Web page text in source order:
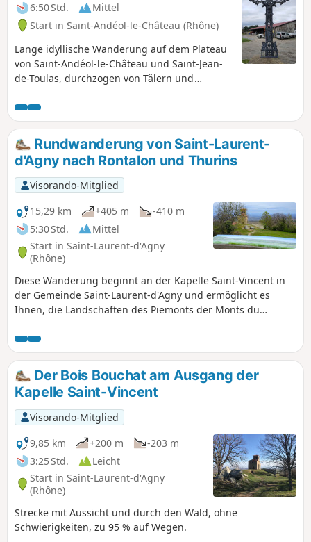
6:50 Std.
Mittel
Start in Saint-Andéol-le-Château (Rhône)
Lange idyllische Wanderung auf dem Plateau
von Saint-Andéol-le-Château und Saint-Jean-
de-Toulas, durchzogen von Tälern und
Höhenunterschied.
Rundwanderung von Saint-Laurent-
d'Agny nach Rontalon und Thurins
Visorando-Mitglied
15,29 km
+405 m
-410 m
5:30 Std.
Mittel
Start in Saint-Laurent-d'Agny
(Rhône)
Diese Wanderung beginnt an der Kapelle Saint-Vincent in
der Gemeinde Saint-Laurent-d'Agny und ermöglicht es
Ihnen, die Landschaften des Piemonts der Monts du
zu entdecken. Bei klarem Wetter bietet sie auch schöne
Ausblicke auf das Jura und die Alpen.
Der Bois Bouchat am Ausgang der
Kapelle Saint-Vincent
Visorando-Mitglied
9,85 km
+200 m
-203 m
3:25 Std.
Leicht
Start in Saint-Laurent-d'Agny
(Rhône)
Strecke mit Aussicht und durch den Wald, ohne
Schwierigkeiten, zu 95 % auf Wegen.